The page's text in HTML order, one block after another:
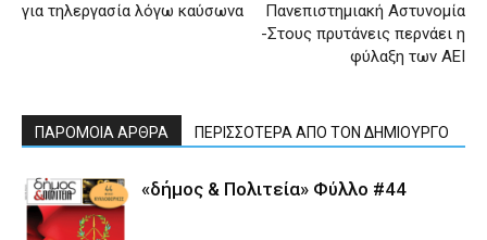
για τηλεργασία λόγω καύσωνα
Πανεπιστημιακή Αστυνομία
-Στους πρυτάνεις περνάει η
φύλαξη των ΑΕΙ
ΠΑΡΟΜΟΙΑ ΑΡΘΡΑ ΠΕΡΙΣΣΟΤΕΡΑ ΑΠΟ ΤΟΝ ΔΗΜΙΟΥΡΓΟ
«δήμος & Πολιτεία» Φύλλο #44